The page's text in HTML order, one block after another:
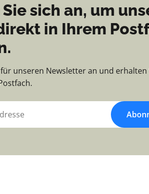
sich an, um
in Ihrem
unseren Newsletter an und